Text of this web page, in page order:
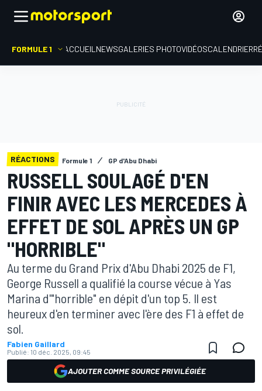
FORMULE 1 ACCUEIL NEWSGALERIES PHOTOVIDÉOSCALENDRIER
RÉACTIONS Formule 1 GP d'Abu Dhabi
RUSSELL SOULAGÉ D'EN
FINIR AVEC LES MERCEDES À
EFFET DE SOL APRÈS UN GP
"HORRIBLE"
Au terme du Grand Prix d'Abu Dhabi 2025 de F1,
George Russell a qualifié la course vécue à Yas
Marina d'"horrible" en dépit d'un top 5. Il est
heureux d'en terminer avec l'ère des F1 à effet de
sol.
Fabien Gaillard
Publié: 10 déc. 2025, 09:45
AJOUTER COMME SOURCE PRIVILÉGIÉE